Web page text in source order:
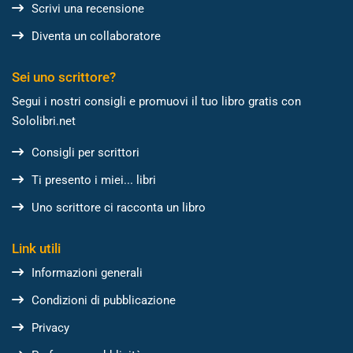
Scrivi una recensione
Diventa un collaboratore
Sei uno scrittore?
Segui i nostri consigli e promuovi il tuo libro gratis con
Sololibri.net
Consigli per scrittori
Ti presento i miei... libri
Uno scrittore ci racconta un libro
Link utili
Informazioni generali
Condizioni di pubblicazione
Privacy